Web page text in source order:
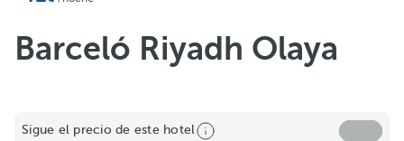
Barceló Riyadh Olaya
Sigue el precio de este hotel